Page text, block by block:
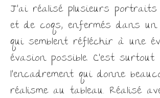
J’ai réalisé plusieurs portraits
et de coqs, enfermés dans un
qui semblent réfléchir à une
évasion possible. C’est surtout
l’encadrement qui donne
réalisme au tableau. Réalisé